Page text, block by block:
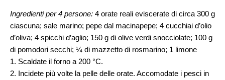
Ingredienti per 4 persone: 4 orate reali eviscerate di circa 300 g
ciascuna; sale marino; pepe dal macinapepe; 4 cucchiai d’olio
d’oliva; 4 spicchi d’aglio; 150 g di olive verdi snocciolate; 100 g
di pomodori secchi; ¼ di mazzetto di rosmarino; 1 limone
1. Scaldate il forno a 200 °C.
2. Incidete più volte la pelle delle orate. Accomodate i pesci in